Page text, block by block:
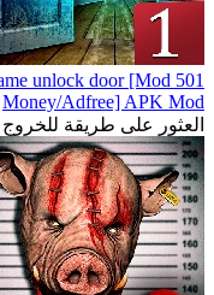
unlock door [Mod
Money/Adfree] APK Mod
العثور على طريقة للخروج من 500 غرفة